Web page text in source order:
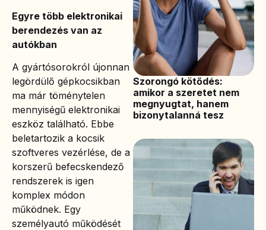
Egyre több elektronikai
berendezés van az
autókban
A gyártósorokról újonnan
legördülő gépkocsikban
ma már töménytelen
mennyiségű elektronikai
eszköz található. Ebbe
beletartozik a kocsik
szoftveres vezérlése, de a
korszerű befecskendező
rendszerek is igen
komplex módon
működnek. Egy
személyautó működését
Szorongó kötődés:
amikor a szeretet nem
megnyugtat, hanem
bizonytalanná tesz